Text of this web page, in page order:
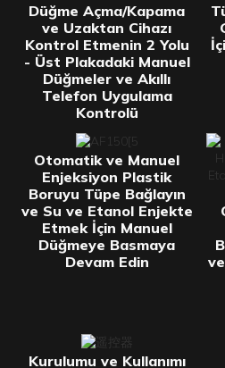
Düğme Açma/Kapama
ve Uzaktan Cihazı
Kontrol Etmenin 2 Yolu
- Üst Plakadaki Manuel
Düğmeler ve Akıllı
Telefon Uygulama
Kontrolü
Otomatik ve Manuel
Enjeksiyon Plastik
Boruyu Tüpe Bağlayın
ve Su ve Etanol Enjekte
Etmek İçin Manuel
Düğmeye Basmaya
Devam Edin
Kurulumu ve Kullanımı